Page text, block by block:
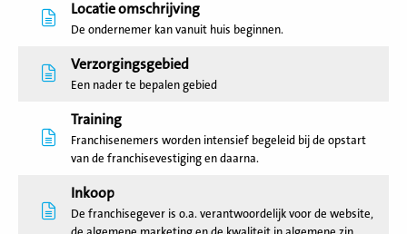
Locatie omschrijving
De ondernemer kan vanuit huis beginnen.
Verzorgingsgebied
Een nader te bepalen gebied
Training
Franchisenemers worden intensief begeleid bij de opstart
van de franchisevestiging en daarna.
Inkoop
De franchisegever is o.a. verantwoordelijk voor de website,